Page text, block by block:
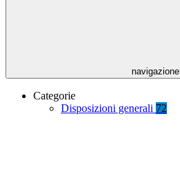
navigazione
Categorie
Disposizioni generali 72